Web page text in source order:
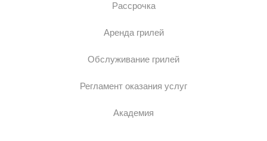
Рассрочка
Аренда грилей
Обслуживание грилей
Регламент оказания услуг
Академия